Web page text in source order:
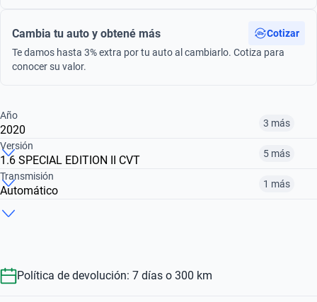
Cambia tu auto y obtené más
Cotizar
Te damos hasta 3% extra por tu auto al cambiarlo. Cotiza para
conocer su valor.
Año
2020 3 más
2017
$ 25.412.000
2019
Versión
1.6 SPECIAL EDITION II CVT 5 más
1.6 ADVANCE CVT
Transmisión
Automático 1 más
Política de devolución: 7 días o 300 km